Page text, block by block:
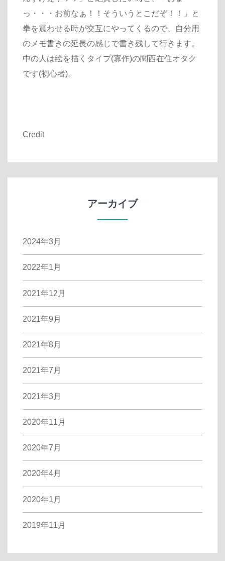
っ・・・お前なぁ！！そういうとこだぞ！！」と
拳を震わせる時が交互にやってくるので、自分用
のメモ書きの延長の感じで書き残して行きます。
中の人は絵を描くタイプ(寡作)の関西在住オタク
です(初心者)。
Credit
アーカイブ
2024年3月
2022年1月
2021年12月
2021年9月
2021年8月
2021年7月
2021年3月
2020年11月
2020年7月
2020年4月
2020年1月
2019年11月